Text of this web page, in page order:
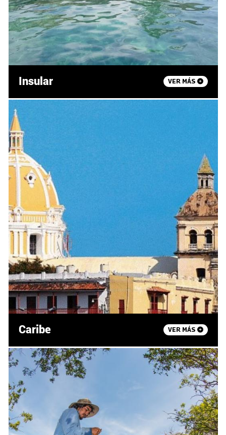
Insular VER MÁS
Caribe VER MÁS